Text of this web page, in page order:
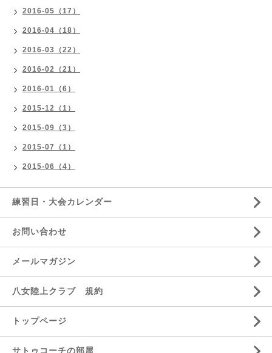
2016-05（17）
2016-04（18）
2016-03（22）
2016-02（21）
2016-01（6）
2015-12（1）
2015-09（3）
2015-07（1）
2015-06（4）
練習日・大会カレンダー
お問い合わせ
メールマガジン
八女陸上クラブ 規約
トップページ
サトゥコーチの部屋